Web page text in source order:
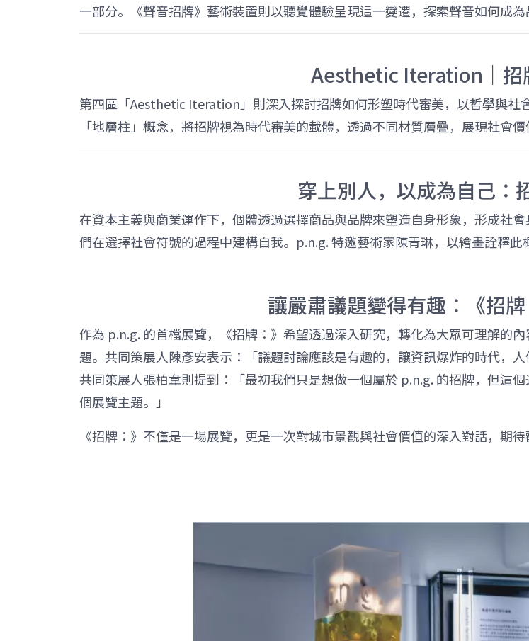
一部分。《聲音招牌》藝術裝置則以聽覺體驗呈現這一變遷，探索聲音如何成為
Aesthetic Iteration｜招
第四區「Aesthetic Iteration」則深入探討招牌如何形塑時代審美，以哲學與社
「地層柱」概念，將招牌視為時代審美的載體，透過不同材質層疊，展現社會價
穿上別人，以成為自己：
在資本主義與商業運作下，個體透過選擇商品與品牌來塑造自身形象，形成社
們在選擇社會符號的過程中建構自我。p.n.g. 特邀藝術家陳青琳，以繪畫詮釋
讓嚴肅議題變得有趣：《招
作為 p.n.g. 的首檔展覽，《招牌：》希望透過深入研究，轉化為大眾可理解的
題。共同策展人陳彥安表示：「議題討論應該是有趣的，讓資訊爆炸的時代，人
共同策展人張柏韋則提到：「最初我們只是想做一個屬於 p.n.g. 的招牌，但這
個展覽主題。」
《招牌：》不僅是一場展覽，更是一次對城市景觀與社會價值的深入對話，期